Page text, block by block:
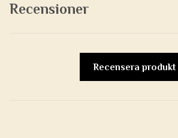
Recensioner
Recensera produkt